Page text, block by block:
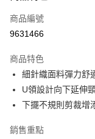
萊爾富取貨付款
付款後萊爾富取貨
每筆NT$60，滿
7-11取貨付款
每筆NT$60，滿
商品編號
9631466
商品特色
細針織面料彈力舒
U領設計向下延伸
下擺不規則剪裁增
銷售重點